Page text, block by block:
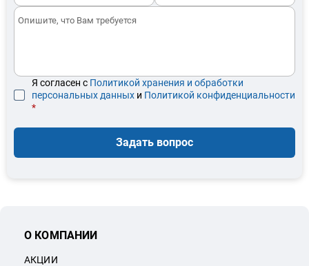
Я согласен с Политикой хранения и обработки
персональных данных и Политикой конфиденциальности
*
Задать вопрос
О КОМПАНИИ
АКЦИИ